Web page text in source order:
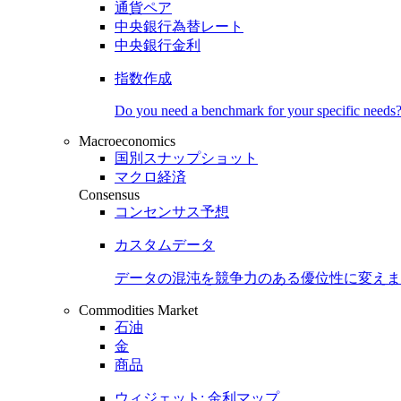
通貨ペア
中央銀行為替レート
中央銀行金利
指数作成
Do you need a benchmark for your specific needs?
Macroeconomics
国別スナップショット
マクロ経済
Consensus
コンセンサス予想
カスタムデータ
データの混沌を競争力のある優位性に変え
Commodities Market
石油
金
商品
ウィジェット: 金利マップ